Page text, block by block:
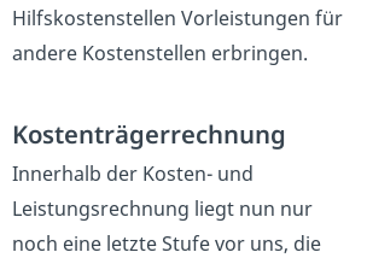
Hilfskostenstellen Vorleistungen für
andere Kostenstellen erbringen.
Kostenträgerrechnung
Innerhalb der Kosten- und
Leistungsrechnung liegt nun nur
noch eine letzte Stufe vor uns, die